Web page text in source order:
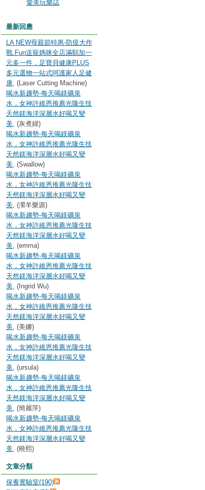
愛美玩樂誌
最新回應
LA NEW母親節特惠-防疫大作
戰.Fun送寵媽咪全店滿額加一
元多一件，足寶貝健康PLUS
多元選物一站式呵護家人足健
康, (Laser Cutting Machine)
喝水新趨勢-每天喝鎂礦泉
水，女神許維恩推薦光隆生技
天然鎂海洋深層水好喝又變
美, (灰煮婦)
喝水新趨勢-每天喝鎂礦泉
水，女神許維恩推薦光隆生技
天然鎂海洋深層水好喝又變
美, (Swallow)
喝水新趨勢-每天喝鎂礦泉
水，女神許維恩推薦光隆生技
天然鎂海洋深層水好喝又變
美, (瀠羊樂源)
喝水新趨勢-每天喝鎂礦泉
水，女神許維恩推薦光隆生技
天然鎂海洋深層水好喝又變
美, (emma)
喝水新趨勢-每天喝鎂礦泉
水，女神許維恩推薦光隆生技
天然鎂海洋深層水好喝又變
美, (Ingrid Wu)
喝水新趨勢-每天喝鎂礦泉
水，女神許維恩推薦光隆生技
天然鎂海洋深層水好喝又變
美, (美娜)
喝水新趨勢-每天喝鎂礦泉
水，女神許維恩推薦光隆生技
天然鎂海洋深層水好喝又變
美, (ursula)
喝水新趨勢-每天喝鎂礦泉
水，女神許維恩推薦光隆生技
天然鎂海洋深層水好喝又變
美, (簡麗萍)
喝水新趨勢-每天喝鎂礦泉
水，女神許維恩推薦光隆生技
天然鎂海洋深層水好喝又變
美, (曉熙)
文章分類
保養實驗室(190)